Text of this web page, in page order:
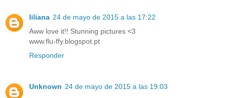
liliana 24 de mayo de 2015 a las 17:22
Aww love it!! Stunning pictures <3
www.flu-ffy.blogspot.pt
Responder
Unknown 24 de mayo de 2015 a las 19:03